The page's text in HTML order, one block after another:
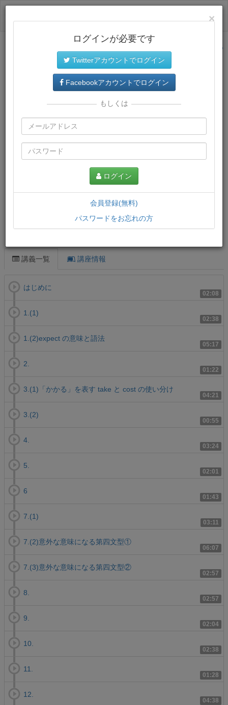
サイトトップに戻る
プレミアム会員では、教材がダウンロードでき、快適な動画
再生環境が提供されます。
講義一覧 講座情報
02:08
はじめに
02:38
1.(1)
05:17
1.(2)expect の意味と語法
01:22
2.
04:21
3.(1)「かかる」を表す take と cost の使い分け
00:55
3.(2)
03:24
4.
02:01
5.
01:43
6
03:11
7.(1)
06:07
7.(2)意外な意味になる第四文型①
02:57
7.(3)意外な意味になる第四文型②
02:57
8.
02:04
9.
02:38
10.
01:28
11.
04:38
12.
×
ログインが必要です
Twitterアカウントでログイン
Facebookアカウントでログイン
もしくは
ログイン
会員登録(無料)
パスワードをお忘れの方